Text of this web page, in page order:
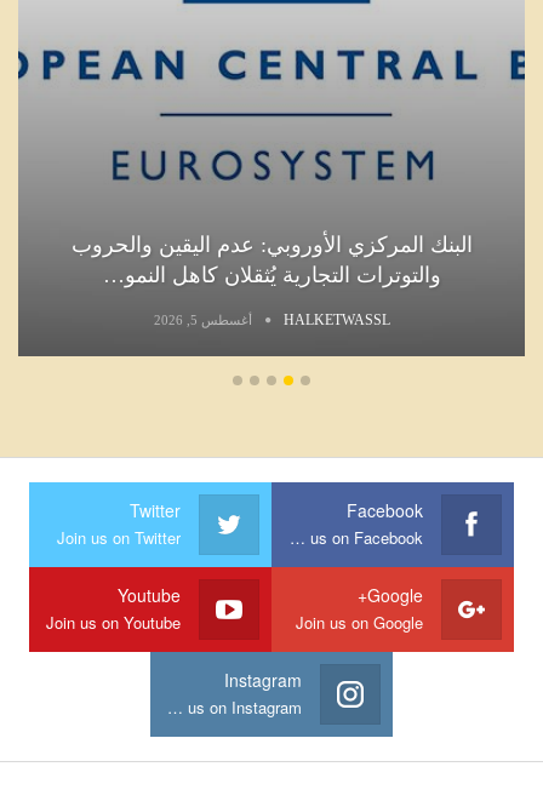
البنك المركزي الأوروبي: عدم اليقين والحروب
والتوترات التجارية يُثقلان كاهل النمو…
HALKETWASSL أغسطس 5, 2026
Facebook
Join us on Facebook
Twitter
Join us on Twitter
Google+
Join us on Google
Youtube
Join us on Youtube
Instagram
Join us on Instagram